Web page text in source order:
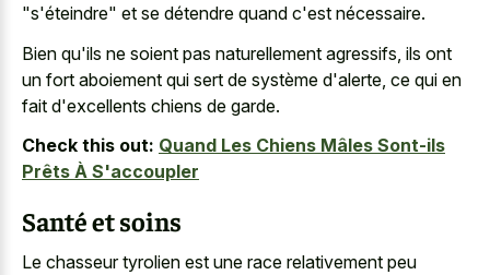
"s'éteindre" et se détendre quand c'est nécessaire.
Bien qu'ils ne soient pas naturellement agressifs, ils ont
un fort aboiement qui sert de système d'alerte, ce qui en
fait d'excellents chiens de garde.
Check this out: Quand Les Chiens Mâles Sont-ils
Prêts À S'accoupler
Santé et soins
Le chasseur tyrolien est une race relativement peu